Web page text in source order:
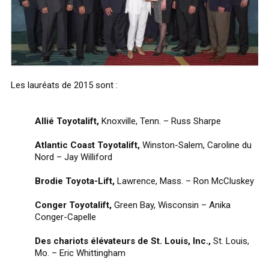
Les lauréats de 2015 sont :
Allié Toyotalift, Knoxville, Tenn. – Russ Sharpe
Atlantic Coast Toyotalift, Winston-Salem, Caroline du
Nord – Jay Williford
Brodie Toyota-Lift, Lawrence, Mass. – Ron McCluskey
Conger Toyotalift, Green Bay, Wisconsin – Anika
Conger-Capelle
Des chariots élévateurs de St. Louis, Inc., St. Louis,
Mo. – Eric Whittingham